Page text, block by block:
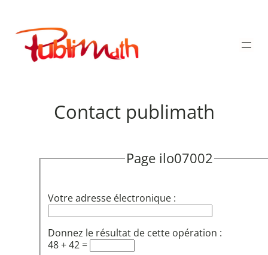
contenu
Publimath
Contact publimath
Page ilo07002
Votre adresse électronique :
Donnez le résultat de cette opération :
48 + 42 =